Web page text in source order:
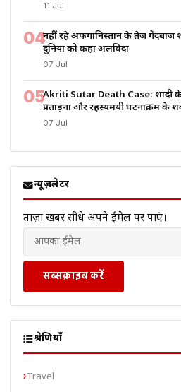
11 Jul
04नहीं रहे अफगानिस्तान के तेज गेंदबाज
दुनिया को कहा अलविदा
07 Jul
05Akriti Sutar Death Case: शादी के
प्रताड़ना और रहस्यमयी घटनाक्रम के
07 Jul
न्यूज़लेटर
ताज़ा खबरें सीधे अपने ईमेल पर पाएं।
सब्सक्राइब करें
श्रेणियाँ
Travel